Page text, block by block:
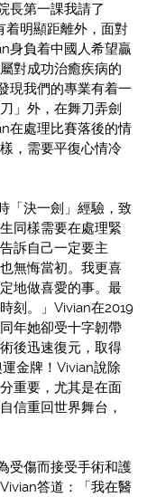
長第一課我請了
着明顯距離外，面對
身負着中國人希望贏
對成功治癒疾病的
現我們的專業有着一
」外，在舞刀弄劍
在處理比賽落後的情
，需要平復心情冷
「決一劍」經驗，致
同樣需要在處理緊
訴自己一定要主
無悔當初。我更喜
地做喜愛的事。最
刻。」Vivian在2019
年她卻受十字韌帶
後迅速復元，取得
金牌！Vivian說除
重要，尤其是在面
信重回世界舞台，
受傷而接受手術和護
答道：「我在醫